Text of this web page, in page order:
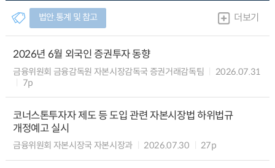
법안.통계 및 참고 더보기
2026년 6월 외국인 증권투자 동향
금융위원회 금융감독원 자본시장감독국 증권거래감독팀
2026.07.31
7p
코너스톤투자자 제도 등 도입 관련 자본시장법 하위법규
개정예고 실시
금융위원회 자본시장국 자본시장과 2026.07.30 27p